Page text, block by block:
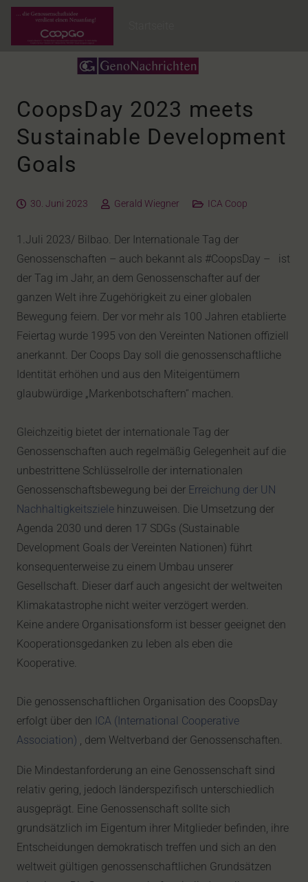
CoopsDay 2023 meets
Sustainable Development
Goals
30. Juni 2023 Gerald Wiegner ICA Coop
1.Juli 2023/ Bilbao. Der Internationale Tag der
Genossenschaften – auch bekannt als #CoopsDay – ist
der Tag im Jahr, an dem Genossenschafter auf der
ganzen Welt ihre Zugehörigkeit zu einer globalen
Bewegung feiern. Der vor mehr als 100 Jahren etablierte
Feiertag wurde 1995 von den Vereinten Nationen offiziell
anerkannt. Der Coops Day soll die genossenschaftliche
Identität erhöhen und aus den Miteigentümern
glaubwürdige „Markenbotschaftern“ machen.
Gleichzeitig bietet der internationale Tag der
Genossenschaften auch regelmäßig Gelegenheit auf die
unbestrittene Schlüsselrolle der internationalen
Genossenschaftsbewegung bei der Erreichung der UN
Nachhaltigkeitsziele hinzuweisen. Die Umsetzung der
Agenda 2030 und deren 17 SDGs (Sustainable
Development Goals der Vereinten Nationen) führt
konsequenterweise zu einem Umbau unserer
Gesellschaft. Dieser darf auch angesicht der weltweiten
Klimakatastrophe nicht weiter verzögert werden.
Keine andere Organisationsform ist besser geeignet den
Kooperationsgedanken zu leben als eben die
Kooperative.
Die genossenschaftlichen Organisation des CoopsDay
erfolgt über den ICA (International Cooperative
Association) , dem Weltverband der Genossenschaften.
Die Mindestanforderung an eine Genossenschaft sind
relativ gering, jedoch länderspezifisch unterschiedlich
ausgeprägt. Eine Genossenschaft sollte sich
grundsätzlich im Eigentum ihrer Mitglieder befinden, ihre
Entscheidungen demokratisch treffen und sich an den
weltweit gültigen genossenschaftlichen Grundsätzen